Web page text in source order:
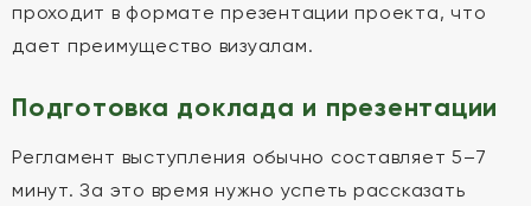
проходит в формате презентации проекта, что
дает преимущество визуалам.
Подготовка доклада и презентации
Регламент выступления обычно составляет 5–7
минут. За это время нужно успеть рассказать